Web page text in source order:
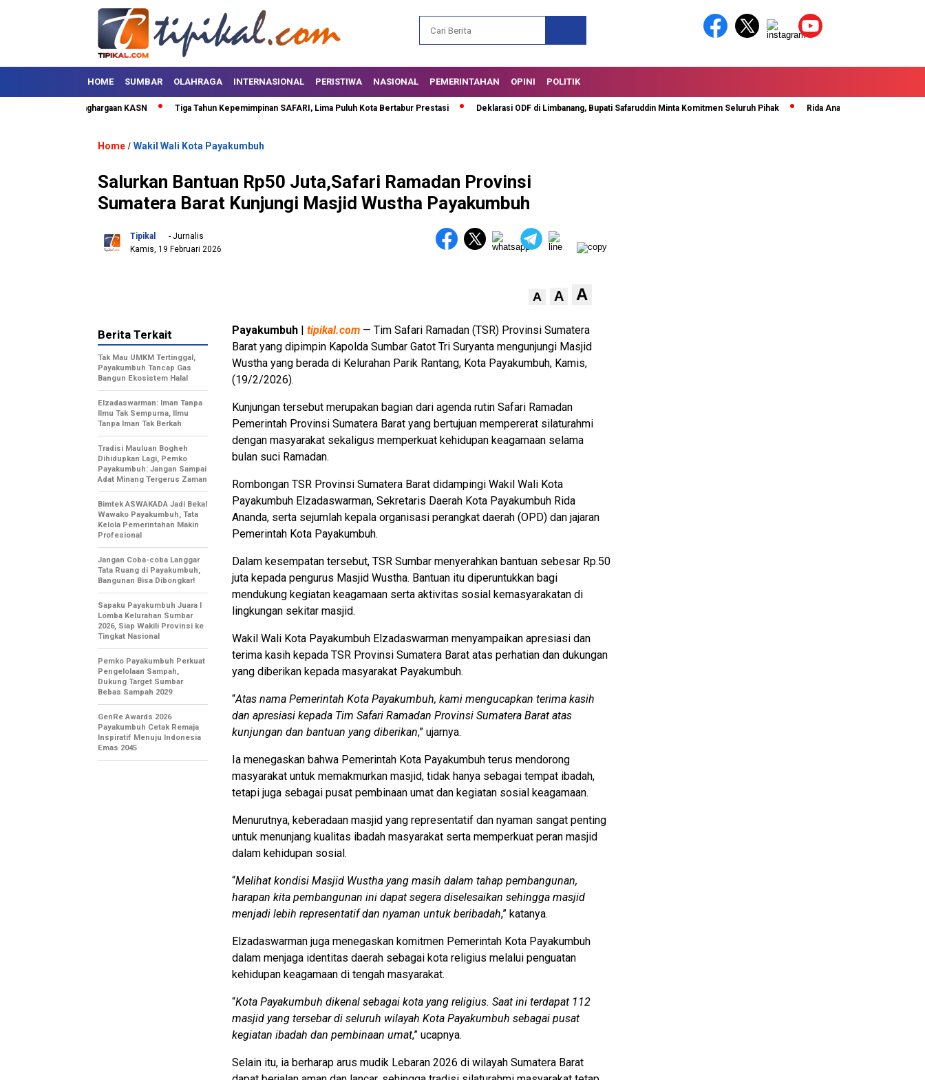
HOME SUMBAR OLAHRAGA INTERNASIONAL PERISTIWA NASIONAL PEMERINTAHAN OPINI POLITIK
Terima Penghargaan KASN Tiga Tahun Kepemimpinan SAFARI, Lima Puluh Kota Bertabur Prestasi Deklarasi ODF di Limbanang, Bupati Safaruddin Minta Komitmen Seluruh Pihak Rida Ananda Di Kukuhkan Sebagai
Home / Wakil Wali Kota Payakumbuh
Salurkan Bantuan Rp50 Juta,Safari Ramadan Provinsi
Sumatera Barat Kunjungi Masjid Wustha Payakumbuh
Tipikal
- Jurnalis
Kamis, 19 Februari 2026
A A A
Payakumbuh | tipikal.com — Tim Safari Ramadan (TSR) Provinsi Sumatera
Barat yang dipimpin Kapolda Sumbar Gatot Tri Suryanta mengunjungi Masjid
Wustha yang berada di Kelurahan Parik Rantang, Kota Payakumbuh, Kamis,
(19/2/2026).
Kunjungan tersebut merupakan bagian dari agenda rutin Safari Ramadan
Pemerintah Provinsi Sumatera Barat yang bertujuan mempererat silaturahmi
dengan masyarakat sekaligus memperkuat kehidupan keagamaan selama
bulan suci Ramadan.
Rombongan TSR Provinsi Sumatera Barat didampingi Wakil Wali Kota
Payakumbuh Elzadaswarman, Sekretaris Daerah Kota Payakumbuh Rida
Ananda, serta sejumlah kepala organisasi perangkat daerah (OPD) dan jajaran
Pemerintah Kota Payakumbuh.
Dalam kesempatan tersebut, TSR Sumbar menyerahkan bantuan sebesar Rp.50
juta kepada pengurus Masjid Wustha. Bantuan itu diperuntukkan bagi
mendukung kegiatan keagamaan serta aktivitas sosial kemasyarakatan di
lingkungan sekitar masjid.
Wakil Wali Kota Payakumbuh Elzadaswarman menyampaikan apresiasi dan
terima kasih kepada TSR Provinsi Sumatera Barat atas perhatian dan dukungan
yang diberikan kepada masyarakat Payakumbuh.
“Atas nama Pemerintah Kota Payakumbuh, kami mengucapkan terima kasih
dan apresiasi kepada Tim Safari Ramadan Provinsi Sumatera Barat atas
kunjungan dan bantuan yang diberikan,” ujarnya.
Ia menegaskan bahwa Pemerintah Kota Payakumbuh terus mendorong
masyarakat untuk memakmurkan masjid, tidak hanya sebagai tempat ibadah,
tetapi juga sebagai pusat pembinaan umat dan kegiatan sosial keagamaan.
Menurutnya, keberadaan masjid yang representatif dan nyaman sangat penting
untuk menunjang kualitas ibadah masyarakat serta memperkuat peran masjid
dalam kehidupan sosial.
“Melihat kondisi Masjid Wustha yang masih dalam tahap pembangunan,
harapan kita pembangunan ini dapat segera diselesaikan sehingga masjid
menjadi lebih representatif dan nyaman untuk beribadah,” katanya.
Elzadaswarman juga menegaskan komitmen Pemerintah Kota Payakumbuh
dalam menjaga identitas daerah sebagai kota religius melalui penguatan
kehidupan keagamaan di tengah masyarakat.
“Kota Payakumbuh dikenal sebagai kota yang religius. Saat ini terdapat 112
masjid yang tersebar di seluruh wilayah Kota Payakumbuh sebagai pusat
kegiatan ibadah dan pembinaan umat,” ucapnya.
Selain itu, ia berharap arus mudik Lebaran 2026 di wilayah Sumatera Barat
Berita Terkait
Tak Mau UMKM Tertinggal,
Payakumbuh Tancap Gas
Bangun Ekosistem Halal
Elzadaswarman: Iman Tanpa
Ilmu Tak Sempurna, Ilmu
Tanpa Iman Tak Berkah
Tradisi Mauluan Bogheh
Dihidupkan Lagi, Pemko
Payakumbuh: Jangan Sampai
Adat Minang Tergerus Zaman
Bimtek ASWAKADA Jadi Bekal
Wawako Payakumbuh, Tata
Kelola Pemerintahan Makin
Profesional
Jangan Coba-coba Langgar
Tata Ruang di Payakumbuh,
Bangunan Bisa Dibongkar!
Sapaku Payakumbuh Juara I
Lomba Kelurahan Sumbar
2026, Siap Wakili Provinsi ke
Tingkat Nasional
Pemko Payakumbuh Perkuat
Pengelolaan Sampah,
Dukung Target Sumbar
Bebas Sampah 2029
GenRe Awards 2026
Payakumbuh Cetak Remaja
Inspiratif Menuju Indonesia
Emas 2045